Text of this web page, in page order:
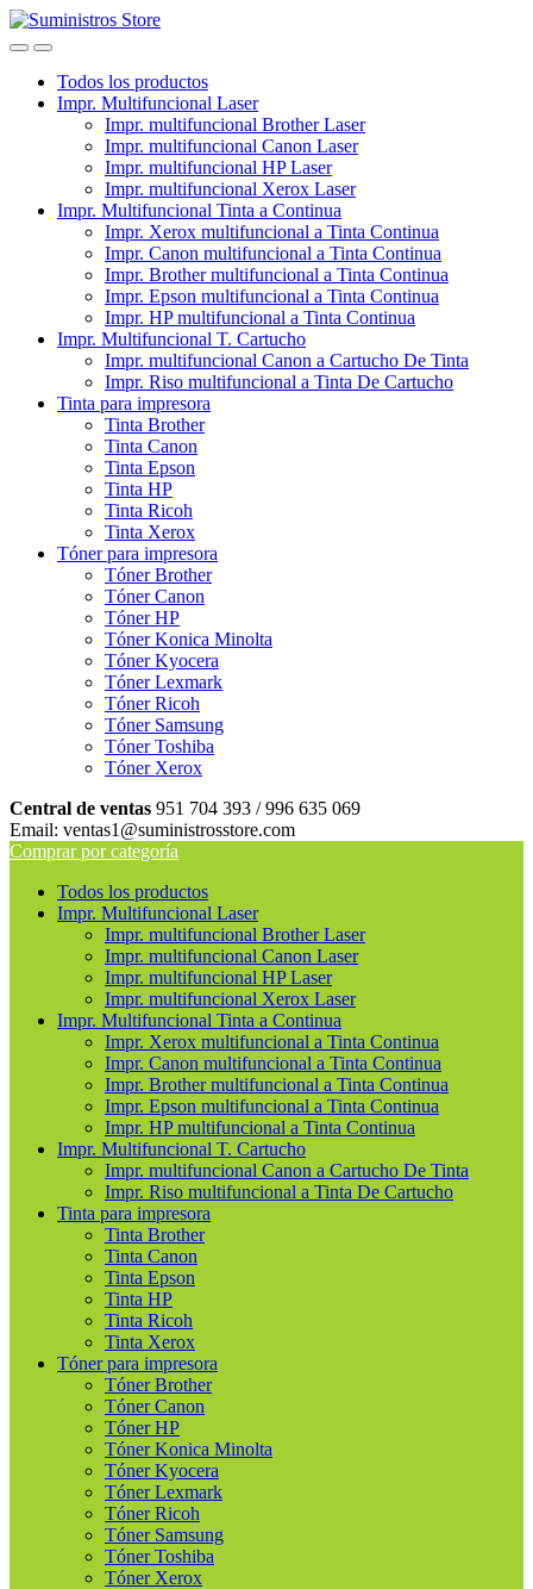
Skip
to
Skip
to
Todos los productos
Impr. Multifuncional Laser
Impr. multifuncional Brother Laser
Impr. multifuncional Canon Laser
Impr. multifuncional HP Laser
Impr. multifuncional Xerox Laser
Impr. Multifuncional Tinta a Continua
Impr. Xerox multifuncional a Tinta Continua
Impr. Canon multifuncional a Tinta Continua
Impr. Brother multifuncional a Tinta Continua
Impr. Epson multifuncional a Tinta Continua
Impr. HP multifuncional a Tinta Continua
Impr. Multifuncional T. Cartucho
Impr. multifuncional Canon a Cartucho De Tinta
Impr. Riso multifuncional a Tinta De Cartucho
Tinta para impresora
Tinta Brother
Tinta Canon
Tinta Epson
Tinta HP
Tinta Ricoh
Tinta Xerox
Tóner para impresora
Tóner Brother
Tóner Canon
Tóner HP
Tóner Konica Minolta
Tóner Kyocera
Tóner Lexmark
Tóner Ricoh
Tóner Samsung
Tóner Toshiba
Tóner Xerox
Central de ventas 951 704 393 / 996 635 069
Email: ventas1@suministrosstore.com
Comprar por categoría
Todos los productos
Impr. Multifuncional Laser
Impr. multifuncional Brother Laser
Impr. multifuncional Canon Laser
Impr. multifuncional HP Laser
Impr. multifuncional Xerox Laser
Impr. Multifuncional Tinta a Continua
Impr. Xerox multifuncional a Tinta Continua
Impr. Canon multifuncional a Tinta Continua
Impr. Brother multifuncional a Tinta Continua
Impr. Epson multifuncional a Tinta Continua
Impr. HP multifuncional a Tinta Continua
Impr. Multifuncional T. Cartucho
Impr. multifuncional Canon a Cartucho De Tinta
Impr. Riso multifuncional a Tinta De Cartucho
Tinta para impresora
Tinta Brother
Tinta Canon
Tinta Epson
Tinta HP
Tinta Ricoh
Tinta Xerox
Tóner para impresora
Tóner Brother
Tóner Canon
Tóner HP
Tóner Konica Minolta
Tóner Kyocera
Tóner Lexmark
Tóner Ricoh
Tóner Samsung
Tóner Toshiba
Tóner Xerox